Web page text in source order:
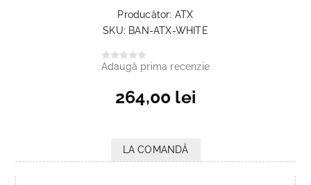
Producător: ATX
SKU: BAN-ATX-WHITE
Adaugă prima recenzie
264,00 lei
LA COMANDĂ